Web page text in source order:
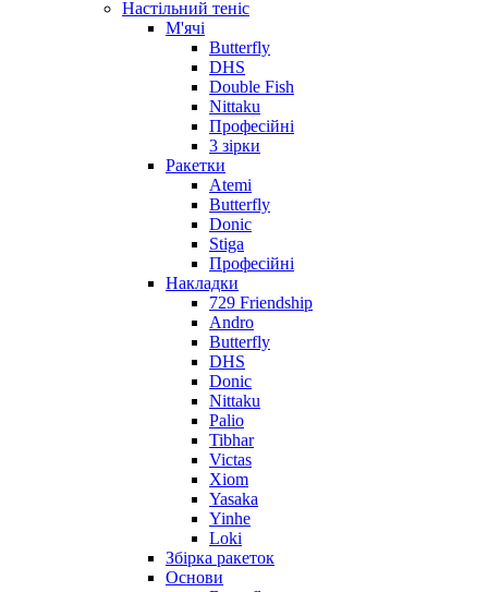
Настільний теніс
М'ячі
Butterfly
DHS
Double Fish
Nittaku
Професійні
3 зірки
Ракетки
Atemi
Butterfly
Donic
Stiga
Професійні
Накладки
729 Friendship
Andro
Butterfly
DHS
Donic
Nittaku
Palio
Tibhar
Victas
Xiom
Yasaka
Yinhe
Loki
Збірка ракеток
Основи